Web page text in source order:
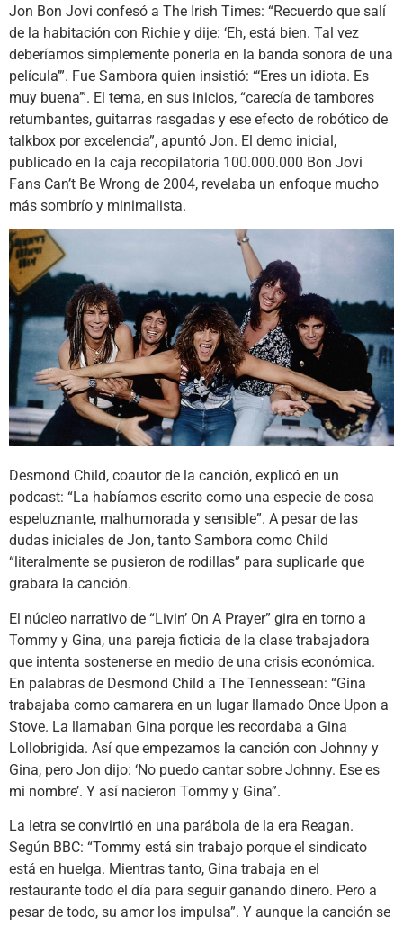
Jon Bon Jovi confesó a The Irish Times: “Recuerdo que salí
de la habitación con Richie y dije: ‘Eh, está bien. Tal vez
deberíamos simplemente ponerla en la banda sonora de una
película’”. Fue Sambora quien insistió: “‘Eres un idiota. Es
muy buena’”. El tema, en sus inicios, “carecía de tambores
retumbantes, guitarras rasgadas y ese efecto de robótico de
talkbox por excelencia”, apuntó Jon. El demo inicial,
publicado en la caja recopilatoria 100.000.000 Bon Jovi
Fans Can’t Be Wrong de 2004, revelaba un enfoque mucho
más sombrío y minimalista.
Desmond Child, coautor de la canción, explicó en un
podcast: “La habíamos escrito como una especie de cosa
espeluznante, malhumorada y sensible”. A pesar de las
dudas iniciales de Jon, tanto Sambora como Child
“literalmente se pusieron de rodillas” para suplicarle que
grabara la canción.
El núcleo narrativo de “Livin’ On A Prayer” gira en torno a
Tommy y Gina, una pareja ficticia de la clase trabajadora
que intenta sostenerse en medio de una crisis económica.
En palabras de Desmond Child a The Tennessean: “Gina
trabajaba como camarera en un lugar llamado Once Upon a
Stove. La llamaban Gina porque les recordaba a Gina
Lollobrigida. Así que empezamos la canción con Johnny y
Gina, pero Jon dijo: ‘No puedo cantar sobre Johnny. Ese es
mi nombre’. Y así nacieron Tommy y Gina”.
La letra se convirtió en una parábola de la era Reagan.
Según BBC: “Tommy está sin trabajo porque el sindicato
está en huelga. Mientras tanto, Gina trabaja en el
restaurante todo el día para seguir ganando dinero. Pero a
pesar de todo, su amor los impulsa”. Y aunque la canción se